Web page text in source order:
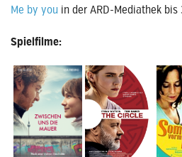
Me by you in der ARD-Mediathek bis
Spielfilme: